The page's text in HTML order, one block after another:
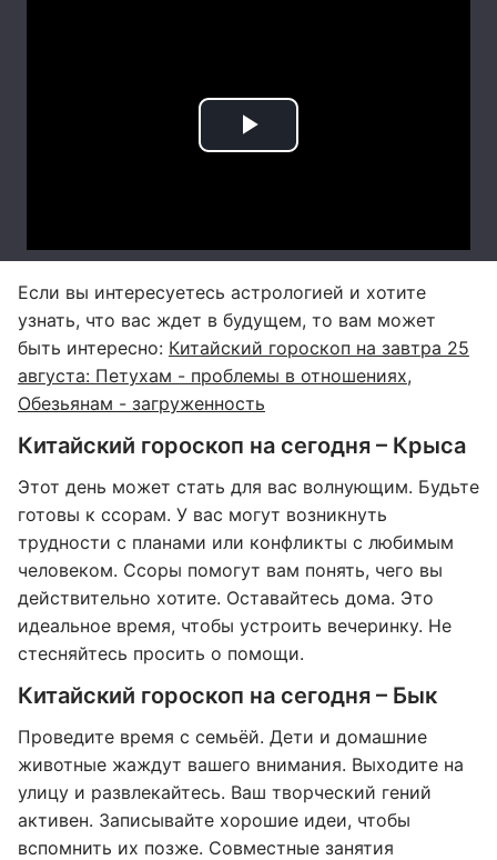
Если вы интересуетесь астрологией и хотите
узнать, что вас ждет в будущем, то вам может
быть интересно: Китайский гороскоп на завтра 25
августа: Петухам - проблемы в отношениях,
Обезьянам - загруженность
Китайский гороскоп на сегодня – Крыса
Этот день может стать для вас волнующим. Будьте
готовы к ссорам. У вас могут возникнуть
трудности с планами или конфликты с любимым
человеком. Ссоры помогут вам понять, чего вы
действительно хотите. Оставайтесь дома. Это
идеальное время, чтобы устроить вечеринку. Не
стесняйтесь просить о помощи.
Китайский гороскоп на сегодня – Бык
Проведите время с семьёй. Дети и домашние
животные жаждут вашего внимания. Выходите на
улицу и развлекайтесь. Ваш творческий гений
активен. Записывайте хорошие идеи, чтобы
вспомнить их позже. Совместные занятия